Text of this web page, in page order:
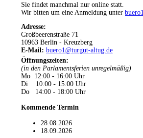
Sie findet manchmal nur online statt.
Wir bitten um eine Anmeldung unter
Adresse:
Großbeerenstraße 71
10963 Berlin - Kreuzberg
E-Mail: buero1@turgut-altug.de
Öffnungszeiten:
(in den Parlamentsferien unregelmäßig)
Mo 12:00 - 16:00 Uhr
Di 10:00 - 15:00 Uhr
Do 14:00 - 18:00 Uhr
Kommende Termin
28.08.2026
18.09.2026